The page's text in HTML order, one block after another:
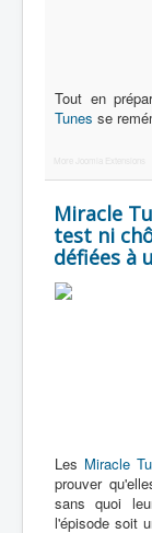
Tout en
Tunes se
More Joomla Extensions
Miracle
test ni
défiées à
Les Miracle
prouver
sans quoi
l'épisode soit